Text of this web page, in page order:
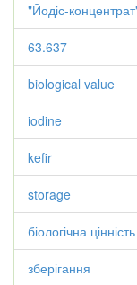
"Йодіс-
63.637
biological value
iodine
kefir
storage
біологічна цінність
зберігання